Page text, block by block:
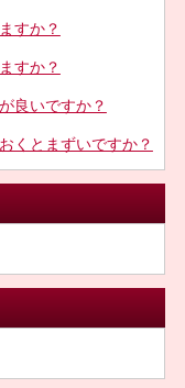
すか？
すか？
良いですか？
くとまずいですか？